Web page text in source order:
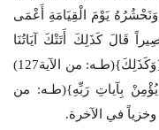
يَوْمَ الْقِيَامَةِ أَعْمَى
قَالَ كَذَلِكَ أَتَتْكَ آيَاتُنَا
فَنَسِيتَهَا وَكَذَلِكَ الْيَوْمَ تُنْسَى} (طـه:126). {وَكَذَلِكَ}(طـه: من الآية127)
بِآياتِ رَبِّهِ}(طـه: من